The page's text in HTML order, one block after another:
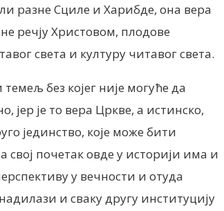
разне Сциле и Харибде, она вера
речју Христовом, плодове
света и културу читавог света.
без којег није могуће да
јер је то вера Цркве, а истинско,
јединство, које може бити
почетак овде у историји има и
у вечности и отуда
и сваку другу институцију